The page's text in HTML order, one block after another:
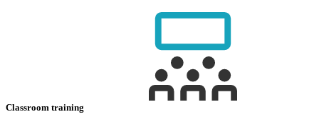
Classroom training